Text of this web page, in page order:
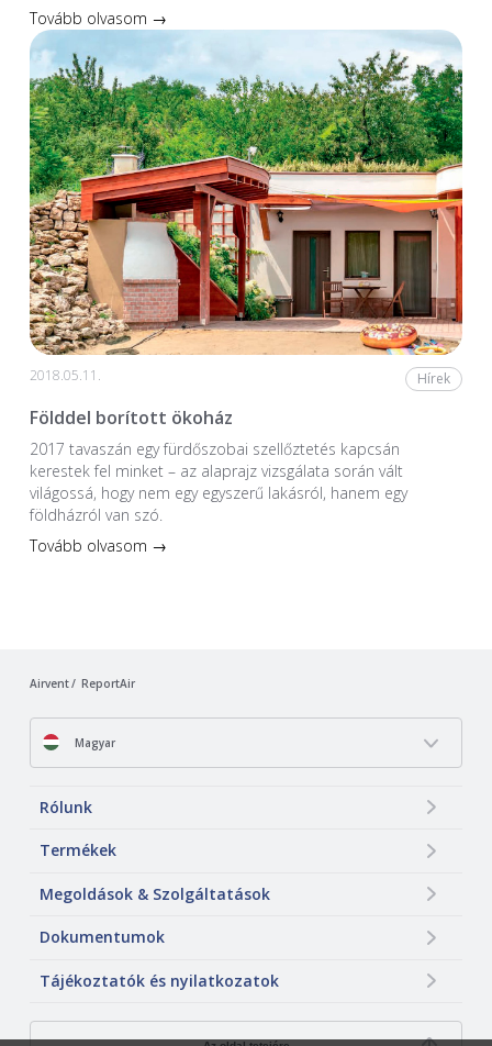
Tovább olvasom →
2018.05.11. Hírek
Földdel borított ökoház
2017 tavaszán egy fürdőszobai szellőztetés kapcsán
kerestek fel minket – az alaprajz vizsgálata során vált
világossá, hogy nem egy egyszerű lakásról, hanem egy
földházról van szó.
Tovább olvasom →
Airvent ReportAir
Magyar
Rólunk
Termékek
Megoldások & Szolgáltatások
Dokumentumok
Tájékoztatók és nyilatkozatok